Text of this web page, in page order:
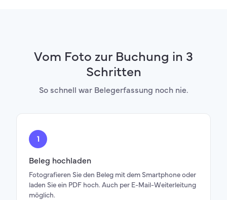
Vom Foto zur Buchung in 3
Schritten
So schnell war Belegerfassung noch nie.
Beleg hochladen
Fotografieren Sie den Beleg mit dem Smartphone oder
laden Sie ein PDF hoch. Auch per E-Mail-Weiterleitung
möglich.